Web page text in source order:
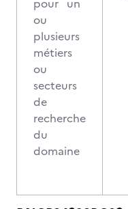
pour un
ou
plusieurs
métiers
ou
secteurs
de
recherche
du
domaine